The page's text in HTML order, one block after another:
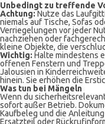
Unbedingt zu treffende
Achtung: Nutze das
niemals auf Tische, Sofas
Verriegelungen vor jeder
nachziehen oder
kleine Objekte, die
Wichtig: Halte mindestens
offenen Fenstern und
Jalousien in
hinein. Sie erhöhen die
Was tun bei Mängeln
Wenn du
sofort außer Betrieb.
Kaufbeleg und die
Ersatzteil oder